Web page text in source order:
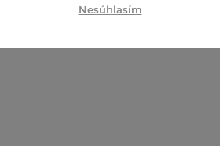
Nesúhlasím